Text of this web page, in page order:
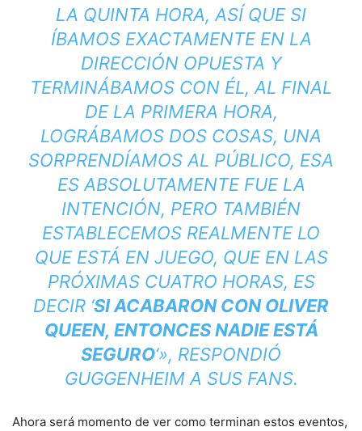
LA QUINTA HORA, ASÍ QUE SI
ÍBAMOS EXACTAMENTE EN LA
DIRECCIÓN OPUESTA Y
TERMINÁBAMOS CON ÉL, AL FINAL
DE LA PRIMERA HORA,
LOGRÁBAMOS DOS COSAS, UNA
SORPRENDÍAMOS AL PÚBLICO, ESA
ES ABSOLUTAMENTE FUE LA
INTENCIÓN, PERO TAMBIÉN
ESTABLECEMOS REALMENTE LO
QUE ESTÁ EN JUEGO, QUE EN LAS
PRÓXIMAS CUATRO HORAS, ES
DECIR ‘SI ACABARON CON OLIVER
QUEEN, ENTONCES NADIE ESTÁ
SEGURO‘», RESPONDIÓ
GUGGENHEIM A SUS FANS.
Ahora será momento de ver como terminan estos eventos,